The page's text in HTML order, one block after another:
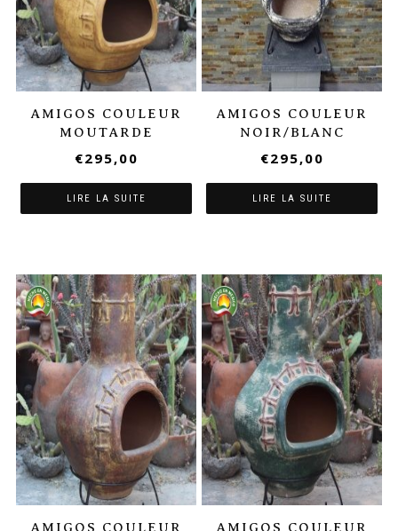
AMIGOS COULEUR
MOUTARDE
€295,00
LIRE LA SUITE
AMIGOS COULEUR
NOIR/BLANC
€295,00
LIRE LA SUITE
AMIGOS COULEUR AMIGOS COULEUR